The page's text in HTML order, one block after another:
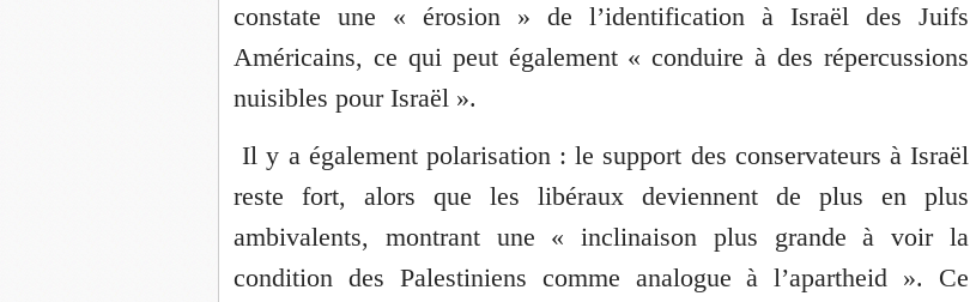
constate une « érosion » de l’identification à Israël des Juifs
Américains, ce qui peut également « conduire à des répercussions
nuisibles pour Israël ».
Il y a également polarisation : le support des conservateurs à Israël
reste fort, alors que les libéraux deviennent de plus en plus
ambivalents, montrant une « inclinaison plus grande à voir la
condition des Palestiniens comme analogue à l’apartheid ». Ce